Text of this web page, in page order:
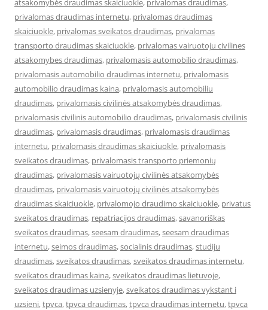
atsakomybės draudimas skaiciuokle, privalomas draudimas,
privalomas draudimas internetu, privalomas draudimas
skaiciuokle, privalomas sveikatos draudimas, privalomas
transporto draudimas skaiciuokle, privalomas vairuotoju civilines
atsakomybes draudimas, privalomasis automobilio draudimas,
privalomasis automobilio draudimas internetu, privalomasis
automobilio draudimas kaina, privalomasis automobiliu
draudimas, privalomasis civilinės atsakomybės draudimas,
privalomasis civilinis automobilio draudimas, privalomasis civilinis
draudimas, privalomasis draudimas, privalomasis draudimas
internetu, privalomasis draudimas skaiciuokle, privalomasis
sveikatos draudimas, privalomasis transporto priemonių
draudimas, privalomasis vairuotojų civilinės atsakomybės
draudimas, privalomasis vairuotojų civilinės atsakomybės
draudimas skaiciuokle, privalomojo draudimo skaiciuokle, privatus
sveikatos draudimas, repatriacijos draudimas,savanoriškas
sveikatos draudimas,seesam draudimas,seesam draudimas
internetu,seimos draudimas,socialinis draudimas,studiju
draudimas,sveikatos draudimas,sveikatos draudimas internetu,
sveikatos draudimas kaina,sveikatos draudimas lietuvoje,
sveikatos draudimas uzsienyje,sveikatos draudimas vykstant i
uzsieni,tpvca,tpvca draudimas,tpvca draudimas internetu,tpvca